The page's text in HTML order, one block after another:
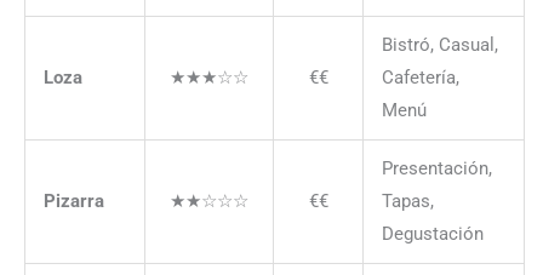
Loza ★★★☆☆ €€
Bistró, Casual,
Cafetería,
Menú
Pizarra ★★☆☆☆ €€
Presentación,
Tapas,
Degustación